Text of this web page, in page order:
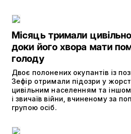
Місяць тримали
доки його хвора мати
голоду
Двоє полонених окупантів із
Зефір отримали підозри у
цивільним населенням та
і звичаїв війни, вчиненому за
групою осіб.